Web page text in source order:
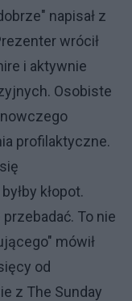
napisał z
wrócił
i aktywnie
Osobiste
profilaktyczne.
kłopot.
To nie
mówił
od
z The Sunday